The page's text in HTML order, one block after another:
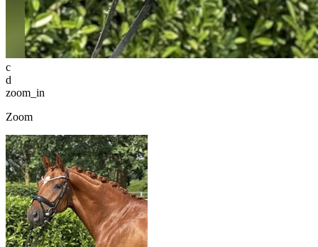
c
d
zoom_in
Zoom